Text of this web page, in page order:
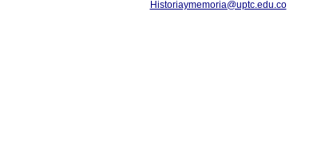
Historiaymemoria@uptc.edu.co